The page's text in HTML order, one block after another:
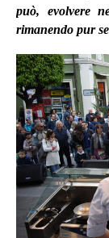
può, evolvere
rimanendo pur